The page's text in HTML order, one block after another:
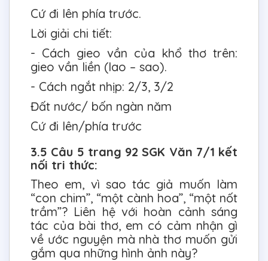
Cứ đi lên phía trước.
Lời giải chi tiết:
- Cách gieo vần của khổ thơ trên:
gieo vần liền (lao – sao).
- Cách ngắt nhịp: 2/3, 3/2
Đất nước/ bốn ngàn năm
Cứ đi lên/phía trước
3.5 Câu 5 trang 92 SGK Văn 7/1 kết
nối tri thức:
Theo em, vì sao tác giả muốn làm
“con chim”, “một cành hoa”, “một nốt
trầm”? Liên hệ với hoàn cảnh sáng
tác của bài thơ, em có cảm nhận gì
về ước nguyện mà nhà thơ muốn gửi
gắm qua những hình ảnh này?